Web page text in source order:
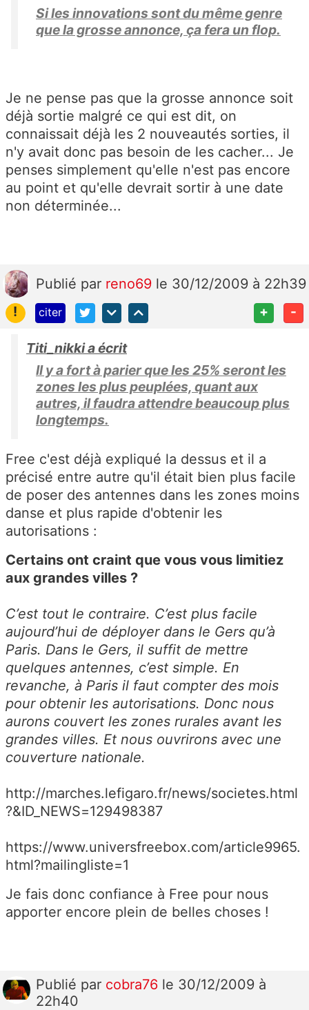
Si les innovations sont du même genre
que la grosse annonce, ça fera un flop.
Je ne pense pas que la grosse annonce soit
déjà sortie malgré ce qui est dit, on
connaissait déjà les 2 nouveautés sorties, il
n'y avait donc pas besoin de les cacher... Je
penses simplement qu'elle n'est pas encore
au point et qu'elle devrait sortir à une date
non déterminée...
Publié par reno69 le 30/12/2009 à 22h39
!
citer + -
Titi_nikki a écrit
Il y a fort à parier que les 25% seront les
zones les plus peuplées, quant aux
autres, il faudra attendre beaucoup plus
longtemps.
Free c'est déjà expliqué la dessus et il a
précisé entre autre qu'il était bien plus facile
de poser des antennes dans les zones moins
danse et plus rapide d'obtenir les
autorisations :
Certains ont craint que vous vous limitiez
aux grandes villes ?
C’est tout le contraire. C’est plus facile
aujourd’hui de déployer dans le Gers qu’à
Paris. Dans le Gers, il suffit de mettre
quelques antennes, c’est simple. En
revanche, à Paris il faut compter des mois
pour obtenir les autorisations. Donc nous
aurons couvert les zones rurales avant les
grandes villes. Et nous ouvrirons avec une
couverture nationale.
http://marches.lefigaro.fr/news/societes.html
?&ID_NEWS=129498387
https://www.universfreebox.com/article9965.
html?mailingliste=1
Je fais donc confiance à Free pour nous
apporter encore plein de belles choses !
Publié par cobra76 le 30/12/2009 à
22h40